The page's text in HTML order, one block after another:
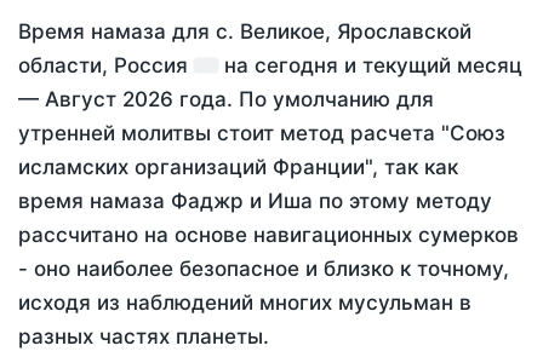
Время намаза для с. Великое, Ярославской
области, Россия
на сегодня и текущий месяц
— Август 2026 года. По умолчанию для
утренней молитвы стоит метод расчета "Союз
исламских организаций Франции", так как
время намаза Фаджр и Иша по этому методу
рассчитано на основе навигационных сумерков
- оно наиболее безопасное и близко к точному,
исходя из наблюдений многих мусульман в
разных частях планеты.